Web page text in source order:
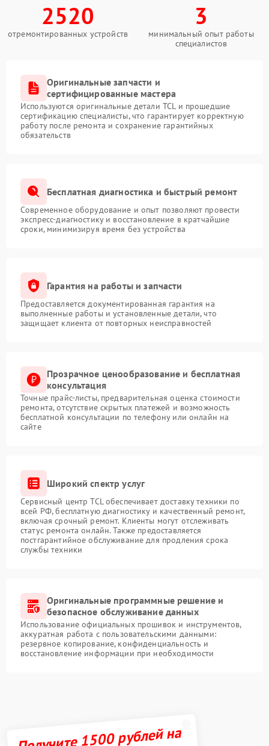
2520
отремонтированных устройств
3
минимальный опыт работы
специалистов
Оригинальные запчасти и
сертифицированные мастера
Используются оригинальные детали TCL и прошедшие
сертификацию специалисты, что гарантирует корректную
работу после ремонта и сохранение гарантийных
обязательств
Бесплатная диагностика и быстрый ремонт
Современное оборудование и опыт позволяют провести
экспресс-диагностику и восстановление в кратчайшие
сроки, минимизируя время без устройства
Гарантия на работы и запчасти
Предоставляется документированная гарантия на
выполненные работы и установленные детали, что
защищает клиента от повторных неисправностей
Прозрачное ценообразование и бесплатная
консультация
Точные прайс-листы, предварительная оценка стоимости
ремонта, отсутствие скрытых платежей и возможность
бесплатной консультации по телефону или онлайн на
сайте
Широкий спектр услуг
Сервисный центр TCL обеспечивает доставку техники по
всей РФ, бесплатную диагностику и качественный ремонт,
включая срочный ремонт. Клиенты могут отслеживать
статус ремонта онлайн. Также предоставляется
постгарантийное обслуживание для продления срока
службы техники
Оригинальные программные решение и
безопасное обслуживание данных
Использование официальных прошивок и инструментов,
аккуратная работа с пользовательскими данными:
резервное копирование, конфиденциальность и
восстановление информации при необходимости